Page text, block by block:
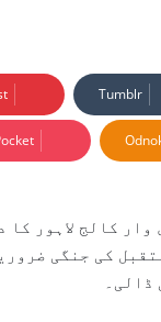
Tumblr
کالج لاہور
کی جنگی
ڈالی۔